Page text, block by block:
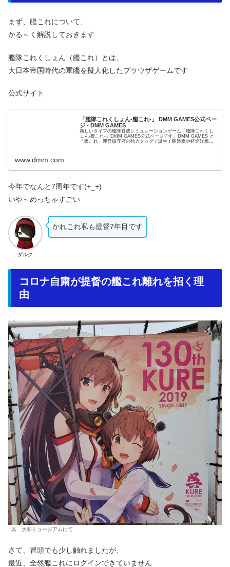
まず、艦これについて、
かる～く解説しておきます
艦隊これくしょん（艦これ）とは、
大日本帝国時代の軍艦を擬人化したブラウザゲームです
公式サイト
「艦隊これくしょん-艦これ-」 DMM GAMES公式ペー
ジ - DMM GAMES
新しいタイプの艦隊育成シミュレーションゲーム「艦隊これくし
ょん-艦これ-」DMM GAMES公式ページです。DMM GAMES と
「艦これ」運営鎮守府の強力タッグで誕生！駆逐艦や軽巡洋艦、
www.dmm.com
今年でなんと7周年です(+_+)
いや～めっちゃすごい
ダルク
かれこれ私も提督7年目です
コロナ自粛が提督の艦これ離れを招く理
由
呉 大和ミュージアムにて
さて、冒頭でも少し触れましたが、
最近、全然艦これにログインできていません